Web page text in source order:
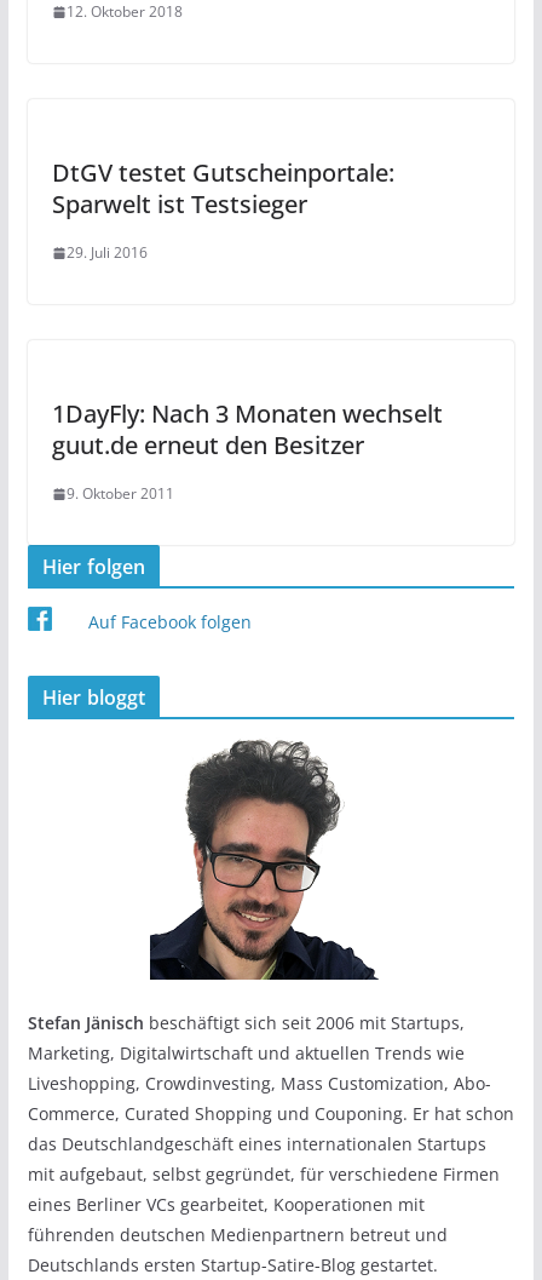
12. Oktober 2018
DtGV testet Gutscheinportale:
Sparwelt ist Testsieger
29. Juli 2016
1DayFly: Nach 3 Monaten wechselt
guut.de erneut den Besitzer
9. Oktober 2011
Hier folgen
Auf Facebook folgen
Hier bloggt
Stefan Jänisch beschäftigt sich seit 2006 mit Startups,
Marketing, Digitalwirtschaft und aktuellen Trends wie
Liveshopping, Crowdinvesting, Mass Customization, Abo-
Commerce, Curated Shopping und Couponing. Er hat schon
das Deutschlandgeschäft eines internationalen Startups
mit aufgebaut, selbst gegründet, für verschiedene Firmen
eines Berliner VCs gearbeitet, Kooperationen mit
führenden deutschen Medienpartnern betreut und
Deutschlands ersten Startup-Satire-Blog gestartet.